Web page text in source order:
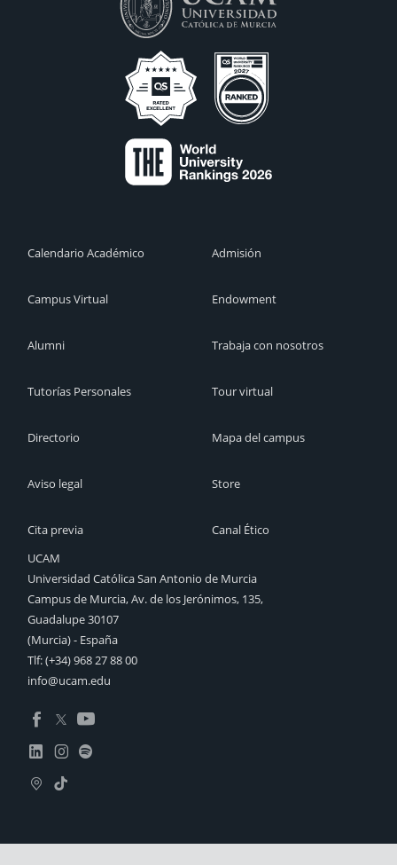
Calendario Académico
Campus Virtual
Alumni
Tutorías Personales
Directorio
Aviso legal
Cita previa
Admisión
Endowment
Trabaja con nosotros
Tour virtual
Mapa del campus
Store
Canal Ético
UCAM
Universidad Católica San Antonio de Murcia
Campus de Murcia, Av. de los Jerónimos, 135,
Guadalupe 30107
(Murcia) - España
Tlf:(+34) 968 27 88 00
info@ucam.edu